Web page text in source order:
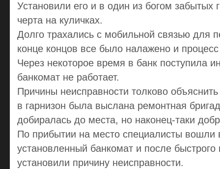
Установили его и в один из богом забытых
черта на куличках.
Долго трахались с мобильной связью для
конце концов все было налажено и
Через некоторое время в банк поступила
банкомат не работает.
Причины неисправности толково
в гарнизон была выслана ремонтная
добиралась до места, но наконец-таки
По прибытии на место специалисты вошли
установленный банкомат и после
установили причину неисправности.